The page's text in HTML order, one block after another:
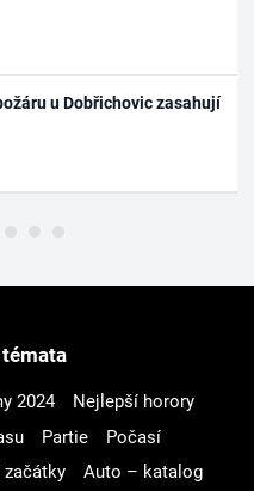
u Dobřichovic zasahují
2024
Nejlepší horory
Partie
Počasí
začátky
Auto – katalog